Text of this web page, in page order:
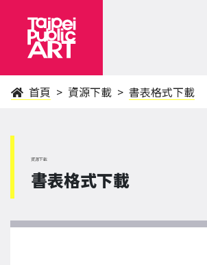
首頁 資源下載 書表格式下載
資源下載
書表格式下載